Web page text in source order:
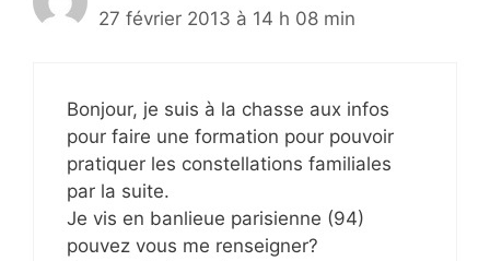
27 février 2013 à 14 h 08 min
Bonjour, je suis à la chasse aux infos
pour faire une formation pour pouvoir
pratiquer les constellations familiales
par la suite.
Je vis en banlieue parisienne (94)
pouvez vous me renseigner?